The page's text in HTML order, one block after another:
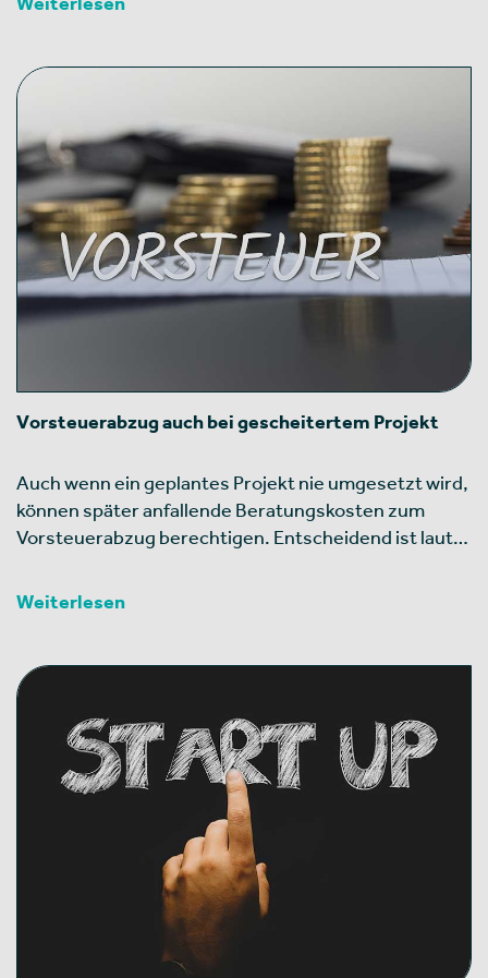
Vorsteuerabzug auch bei gescheitertem Projekt
Auch wenn ein geplantes Projekt nie umgesetzt wird,
können später anfallende Beratungskosten zum
Vorsteuerabzug berechtigen. Entscheidend ist laut…
Weiterlesen